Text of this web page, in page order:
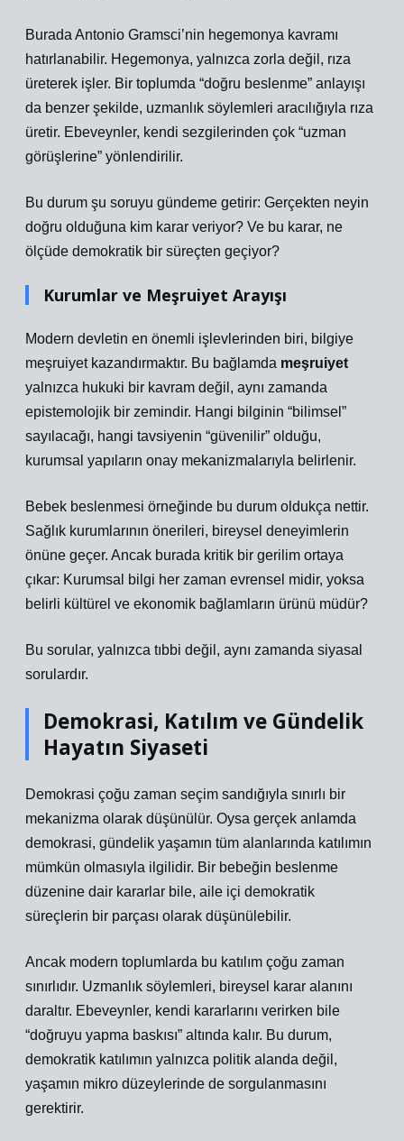
Burada Antonio Gramsci’nin hegemonya kavramı
hatırlanabilir. Hegemonya, yalnızca zorla değil, rıza
üreterek işler. Bir toplumda “doğru beslenme” anlayışı
da benzer şekilde, uzmanlık söylemleri aracılığıyla rıza
üretir. Ebeveynler, kendi sezgilerinden çok “uzman
görüşlerine” yönlendirilir.
Bu durum şu soruyu gündeme getirir: Gerçekten neyin
doğru olduğuna kim karar veriyor? Ve bu karar, ne
ölçüde demokratik bir süreçten geçiyor?
Kurumlar ve Meşruiyet Arayışı
Modern devletin en önemli işlevlerinden biri, bilgiye
meşruiyet kazandırmaktır. Bu bağlamda meşruiyet
yalnızca hukuki bir kavram değil, aynı zamanda
epistemolojik bir zemindir. Hangi bilginin “bilimsel”
sayılacağı, hangi tavsiyenin “güvenilir” olduğu,
kurumsal yapıların onay mekanizmalarıyla belirlenir.
Bebek beslenmesi örneğinde bu durum oldukça nettir.
Sağlık kurumlarının önerileri, bireysel deneyimlerin
önüne geçer. Ancak burada kritik bir gerilim ortaya
çıkar: Kurumsal bilgi her zaman evrensel midir, yoksa
belirli kültürel ve ekonomik bağlamların ürünü müdür?
Bu sorular, yalnızca tıbbi değil, aynı zamanda siyasal
sorulardır.
Demokrasi, Katılım ve Gündelik
Hayatın Siyaseti
Demokrasi çoğu zaman seçim sandığıyla sınırlı bir
mekanizma olarak düşünülür. Oysa gerçek anlamda
demokrasi, gündelik yaşamın tüm alanlarında katılımın
mümkün olmasıyla ilgilidir. Bir bebeğin beslenme
düzenine dair kararlar bile, aile içi demokratik
süreçlerin bir parçası olarak düşünülebilir.
Ancak modern toplumlarda bu katılım çoğu zaman
sınırlıdır. Uzmanlık söylemleri, bireysel karar alanını
daraltır. Ebeveynler, kendi kararlarını verirken bile
“doğruyu yapma baskısı” altında kalır. Bu durum,
demokratik katılımın yalnızca politik alanda değil,
yaşamın mikro düzeylerinde de sorgulanmasını
gerektirir.